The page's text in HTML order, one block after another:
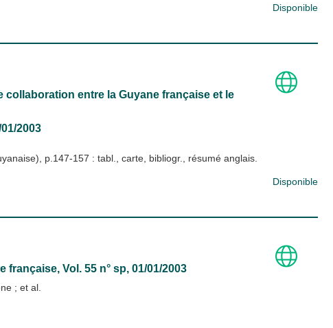
Disponible
collaboration entre la Guyane française et le
2003
p.147-157 : tabl., carte, bibliogr., résumé anglais.
Disponible
française, Vol. 55 n° sp, 01/01/2003
; et al.